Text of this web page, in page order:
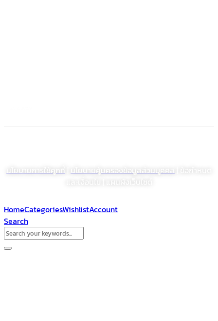
นโยบายการใช้คุกกี้ นโยบายคุ้มครองข้อมูลส่วนบุคคล
และเงื่อนไข | แผนผังเว็บไซต์
HomeCategoriesWishlistAccount
Search